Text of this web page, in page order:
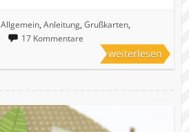
Allgemein, Anleitung, Grußkarten,
17 Kommentare
weiterlesen